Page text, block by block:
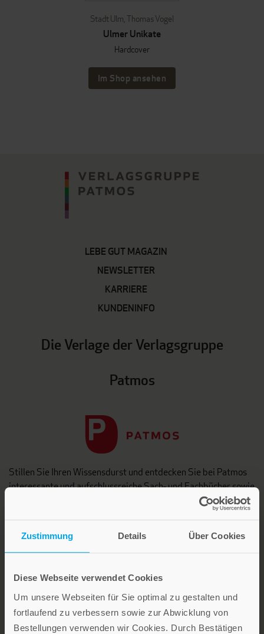
Zustimmung Details Über Cookies
Diese Webseite verwendet Cookies
Um unsere Webseiten für Sie optimal zu gestalten und
fortlaufend zu verbessern sowie zur Abwicklung von
Bestellungen verwenden wir Cookies. Durch Bestätigen
Stadt Ulm, Thomas Vogel
Ulmer Unikate
Hardcover
Im Shop ansehen
LEBE GUT MAGAZIN
NEWSLETTER
KARRIERE
KUNDENINFO
Die Verlage der Verlagsgruppe
Patmos
Stillen Sie Ihren Wissensdurst und entdecken Sie bei Patmos
interessante und aufschlussreiche Sach- und Fachbücher sowie
Ratgeber zu gesellschaftlich relevanten Themen aus den
Bereichen Psychologie und Lebensgestaltung, Religion und
Patmos Verlag